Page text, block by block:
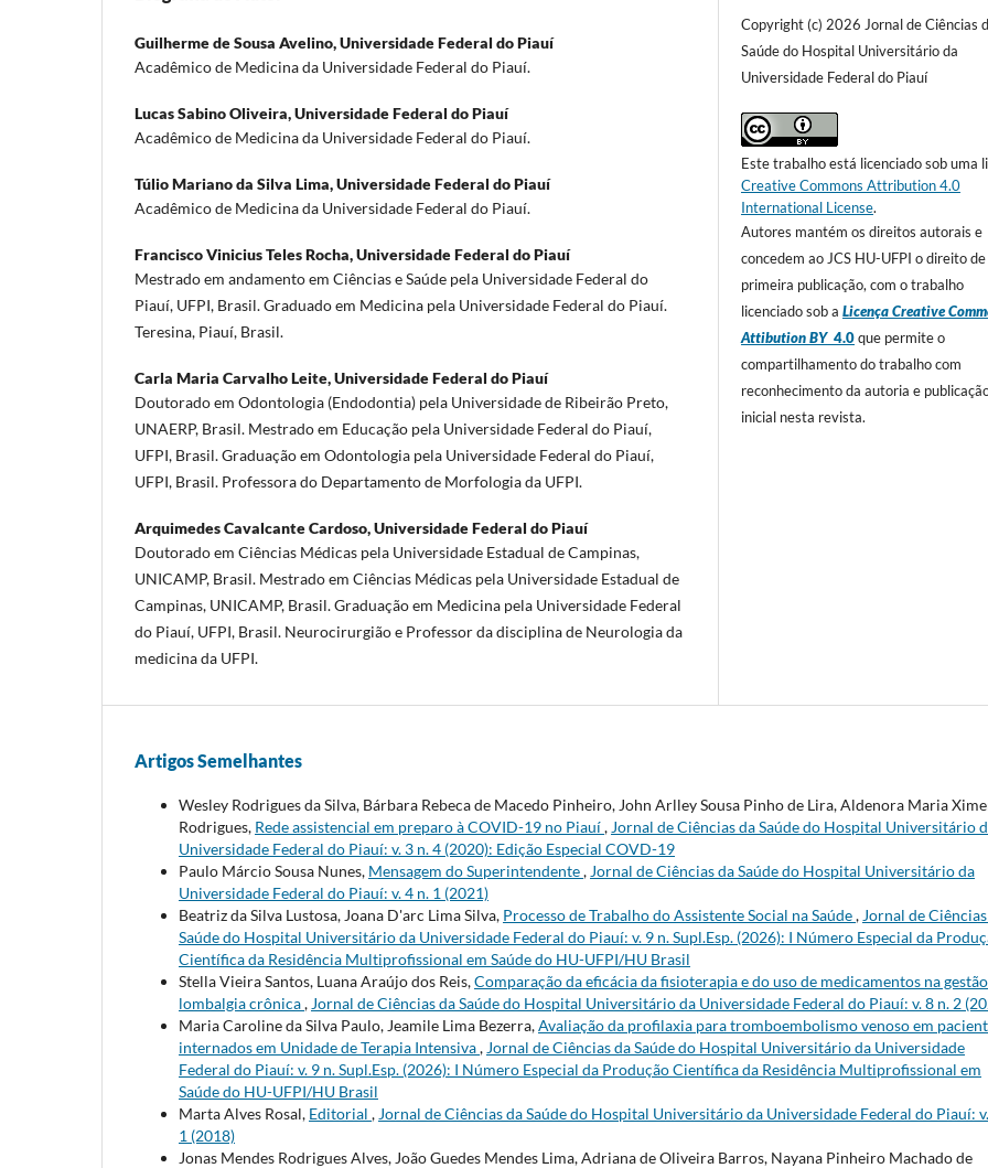
Guilherme de Sousa Avelino,Universidade Federal do Piauí
Acadêmico de Medicina da Universidade Federal do Piauí.
Lucas Sabino Oliveira,Universidade Federal do Piauí
Acadêmico de Medicina da Universidade Federal do Piauí.
Túlio Mariano da Silva Lima,Universidade Federal do Piauí
Acadêmico de Medicina da Universidade Federal do Piauí.
Francisco Vinicius Teles Rocha,Universidade Federal do Piauí
Mestrado em andamento em Ciências e Saúde pela Universidade Federal do
Piauí, UFPI, Brasil. Graduado em Medicina pela Universidade Federal do Piauí.
Teresina, Piauí, Brasil.
Carla Maria Carvalho Leite,Universidade Federal do Piauí
Doutorado em Odontologia (Endodontia) pela Universidade de Ribeirão Preto,
UNAERP, Brasil. Mestrado em Educação pela Universidade Federal do Piauí,
UFPI, Brasil. Graduação em Odontologia pela Universidade Federal do Piauí,
UFPI, Brasil. Professora do Departamento de Morfologia da UFPI.
Arquimedes Cavalcante Cardoso,Universidade Federal do Piauí
Doutorado em Ciências Médicas pela Universidade Estadual de Campinas,
UNICAMP, Brasil. Mestrado em Ciências Médicas pela Universidade Estadual de
Campinas, UNICAMP, Brasil. Graduação em Medicina pela Universidade Federal
do Piauí, UFPI, Brasil. Neurocirurgião e Professor da disciplina de Neurologia da
medicina da UFPI.
Copyright (c) 2026 Jornal de Ciências
Saúde do Hospital Universitário da
Universidade Federal do Piauí
Este trabalho está licenciado sob uma
Creative Commons Attribution 4.0
International License.
Autores mantém os direitos autorais e
concedem ao JCS HU-UFPI o direito de
primeira publicação, com o trabalho
licenciado sob aLicença Creative
Attibution BY4.0que permite o
compartilhamento do trabalho com
reconhecimento da autoria e
inicial nesta revista.
Artigos Semelhantes
Wesley Rodrigues da Silva, Bárbara Rebeca de Macedo Pinheiro, John Arlley Sousa Pinho de Lira, Aldenora Maria
Rodrigues, Rede assistencial em preparo à COVID-19 no Piauí, Jornal de Ciências da Saúde do Hospital Universitário
Universidade Federal do Piauí: v. 3 n. 4 (2020): Edição Especial COVD-19
Paulo Márcio Sousa Nunes, Mensagem do Superintendente, Jornal de Ciências da Saúde do Hospital Universitário da
Universidade Federal do Piauí: v. 4 n. 1 (2021)
Beatriz da Silva Lustosa, Joana D'arc Lima Silva, Processo de Trabalho do Assistente Social na Saúde, Jornal de
Saúde do Hospital Universitário da Universidade Federal do Piauí: v. 9 n. Supl.Esp. (2026): I Número Especial da
Científica da Residência Multiprofissional em Saúde do HU-UFPI/HU Brasil
Stella Vieira Santos, Luana Araújo dos Reis,Comparação da eficácia da fisioterapia e do uso de medicamentos na
lombalgia crônica, Jornal de Ciências da Saúde do Hospital Universitário da Universidade Federal do Piauí: v. 8 n. 2
Maria Caroline da Silva Paulo, Jeamile Lima Bezerra,Avaliação da profilaxia para tromboembolismo venoso em
internados em Unidade de Terapia Intensiva, Jornal de Ciências da Saúde do Hospital Universitário da Universidade
Federal do Piauí: v. 9 n. Supl.Esp. (2026): I Número Especial da Produção Científica da Residência Multiprofissional em
Saúde do HU-UFPI/HU Brasil
Marta Alves Rosal, Editorial , Jornal de Ciências da Saúde do Hospital Universitário da Universidade Federal do Piauí:
1 (2018)
Jonas Mendes Rodrigues Alves, João Guedes Mendes Lima, Adriana de Oliveira Barros, Nayana Pinheiro Machado de